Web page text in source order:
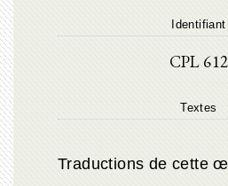
Identifiant
CPL 612
Textes
Traductions de cette